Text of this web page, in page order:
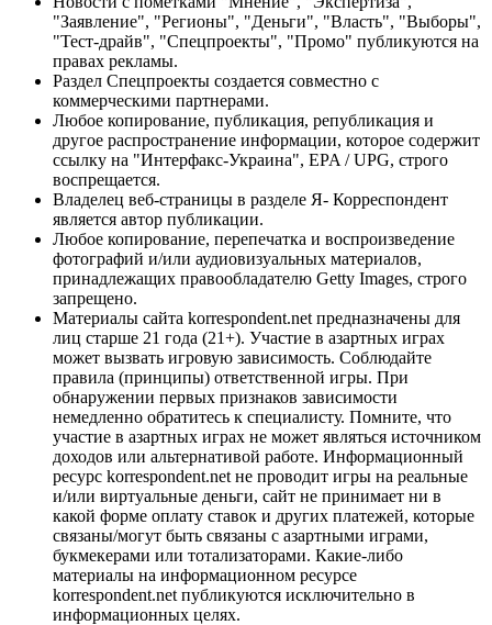
"Заявление", "Регионы", "Деньги", "Власть", "Выборы",
"Тест-драйв", "Спецпроекты", "Промо" публикуются на
правах рекламы.
Раздел Спецпроекты создается совместно с
коммерческими партнерами.
Любое копирование, публикация, републикация и
другое распространение информации, которое содержит
ссылку на "Интерфакс-Украина", EPA / UPG, строго
воспрещается.
Владелец веб-страницы в разделе Я- Корреспондент
является автор публикации.
Любое копирование, перепечатка и воспроизведение
фотографий и/или аудиовизуальных материалов,
принадлежащих правообладателю Getty Images, строго
запрещено.
Материалы сайта korrespondent.net предназначены для
лиц старше 21 года (21+). Участие в азартных играх
может вызвать игровую зависимость. Соблюдайте
правила (принципы) ответственной игры. При
обнаружении первых признаков зависимости
немедленно обратитесь к специалисту. Помните, что
участие в азартных играх не может являться источником
доходов или альтернативой работе. Информационный
ресурс korrespondent.net не проводит игры на реальные
и/или виртуальные деньги, сайт не принимает ни в
какой форме оплату ставок и других платежей, которые
связаны/могут быть связаны с азартными играми,
букмекерами или тотализаторами. Какие-либо
материалы на информационном ресурсе
korrespondent.net публикуются исключительно в
информационных целях.